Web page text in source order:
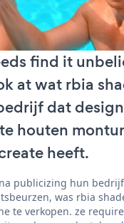
find it
at wat rbia
dat
houten
heeft.
publicizing hun
was rbia
te verkopen. ze